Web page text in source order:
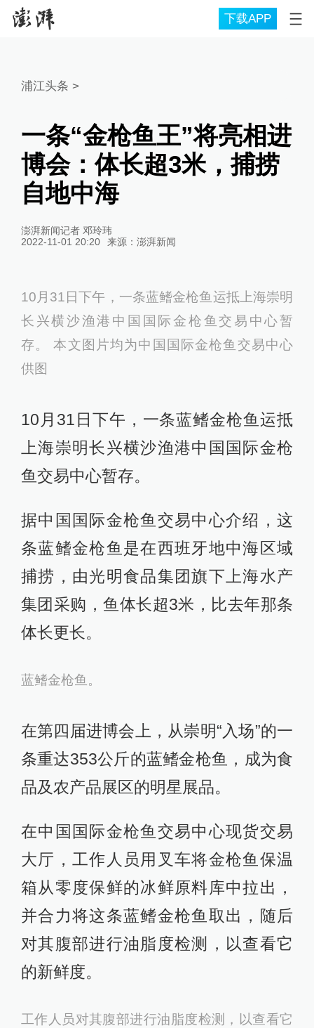
下载APP
浦江头条 >
一条“金枪鱼王”将亮相进
博会：体长超3米，捕捞
自地中海
澎湃新闻记者 邓玲玮
2022-11-01 20:20
来源： 澎湃新闻
10月31日下午，一条蓝鳍金枪鱼运抵上海崇明
长兴横沙渔港中国国际金枪鱼交易中心暂
存。 本文图片均为中国国际金枪鱼交易中心
供图
10月31日下午，一条蓝鳍金枪鱼运抵
上海崇明长兴横沙渔港中国国际金枪
鱼交易中心暂存。
据中国国际金枪鱼交易中心介绍，这
条蓝鳍金枪鱼是在西班牙地中海区域
捕捞，由光明食品集团旗下上海水产
集团采购，鱼体长超3米，比去年那条
体长更长。
蓝鳍金枪鱼。
在第四届进博会上，从崇明“入场”的一
条重达353公斤的蓝鳍金枪鱼，成为食
品及农产品展区的明星展品。
在中国国际金枪鱼交易中心现货交易
大厅，工作人员用叉车将金枪鱼保温
箱从零度保鲜的冰鲜原料库中拉出，
并合力将这条蓝鳍金枪鱼取出，随后
对其腹部进行油脂度检测，以查看它
的新鲜度。
工作人员对其腹部进行油脂度检测，以查看它